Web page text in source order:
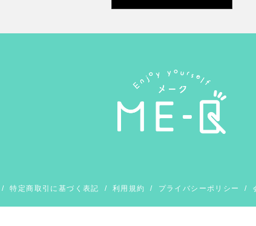
/特定商取引に基づく表記 / 利用規約 / プライバシーポリシー /